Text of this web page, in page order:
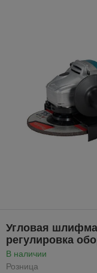
Угловая
регулировка
В наличии
Розница